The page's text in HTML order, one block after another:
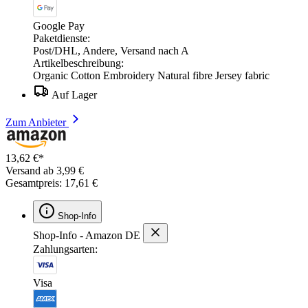
Google Pay
Paketdienste:
Post/DHL, Andere, Versand nach A
Artikelbeschreibung:
Organic Cotton Embroidery Natural fibre Jersey fabric
Auf Lager
Zum Anbieter
13,62 €*
Versand ab 3,99 €
Gesamtpreis: 17,61 €
Shop-Info
Shop-Info - Amazon DE
Zahlungsarten:
Visa